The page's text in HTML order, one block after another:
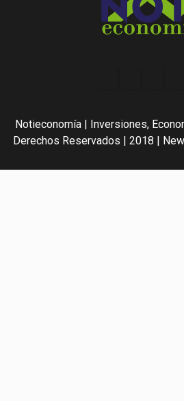
Noti-
economía
Notieconomía | Inversiones,
Derechos Reservados | 2018 |